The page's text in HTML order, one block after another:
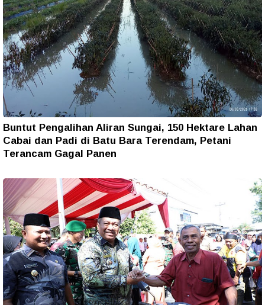
Buntut Pengalihan Aliran Sungai, 150 Hektare Lahan
Cabai dan Padi di Batu Bara Terendam, Petani
Terancam Gagal Panen